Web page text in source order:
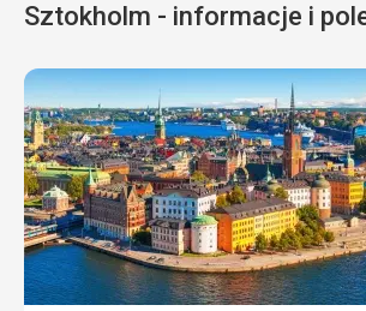
Sztokholm - informacje i